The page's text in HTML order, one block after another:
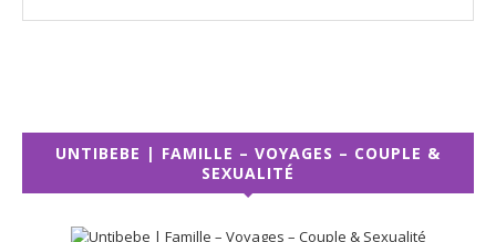
UNTIBEBE | FAMILLE – VOYAGES – COUPLE &
SEXUALITÉ